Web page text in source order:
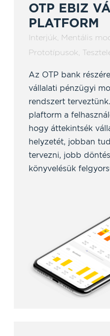
OTP EBIZ
PLATFORM
Interjúk, Mentális
Prototípusok,
Az OTP bank
vállalati pénzügyi
rendszert
plaftorm a
hogy áttekintsék
helyzetét, jobban
tervezni, jobb
könyvelésük